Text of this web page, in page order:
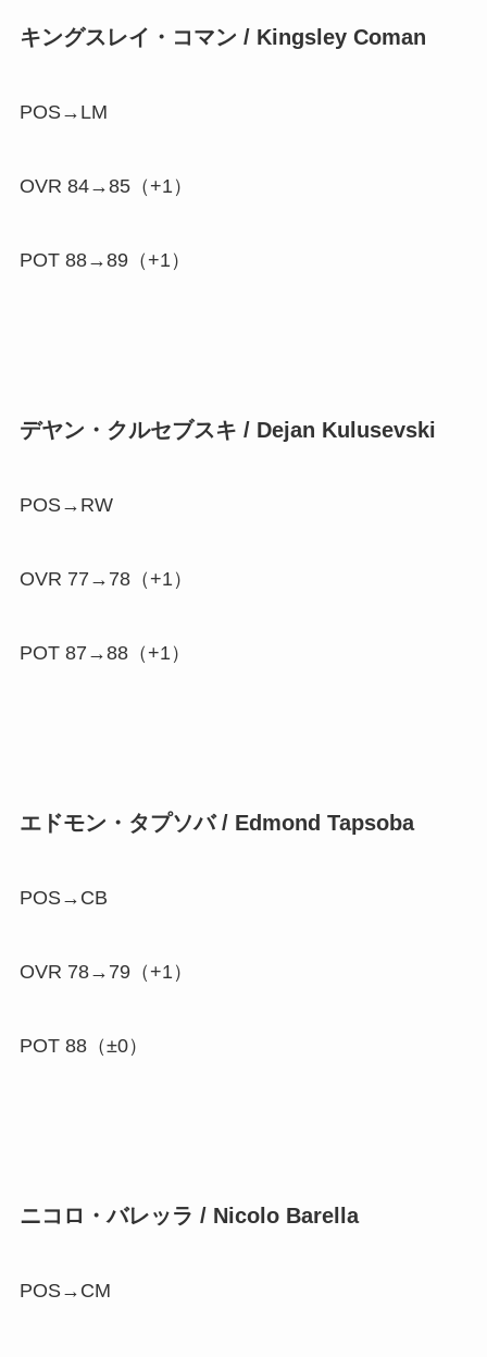
キングスレイ・コマン / Kingsley Coman
POS→LM
OVR 84→85（+1 ）
POT 88→89（+1 ）
デヤン・クルセブスキ / Dejan Kulusevski
POS→RW
OVR 77→78（+1 ）
POT 87→88（+1 ）
エドモン・タプソバ / Edmond Tapsoba
POS→CB
OVR 78→79（+1 ）
POT 88（±0）
ニコロ・バレッラ / Nicolo Barella
POS→CM